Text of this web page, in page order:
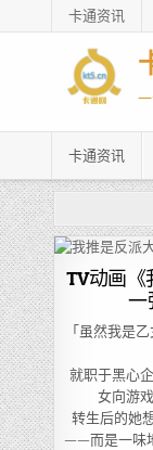
卡通资讯
卡通资讯
TV动画《
一
「虽然我是
就职于黑心
女向游
转生后的她
——而是一味